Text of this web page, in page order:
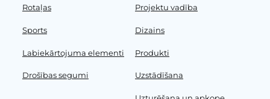
Rotaļas
Sports
Labiekārtojuma elementi
Drošības segumi
Projektu vadība
Dizains
Produkti
Uzstādīšana